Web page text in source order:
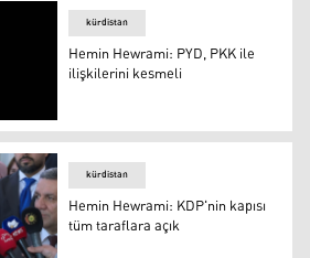
PKK ile ilişkilerini kesmeli
kürdistan
Hemin Hewrami: PYD, PKK ile
ilişkilerini kesmeli
kürdistan
Hemin Hewrami: KDP'nin kapısı
tüm taraflara açık